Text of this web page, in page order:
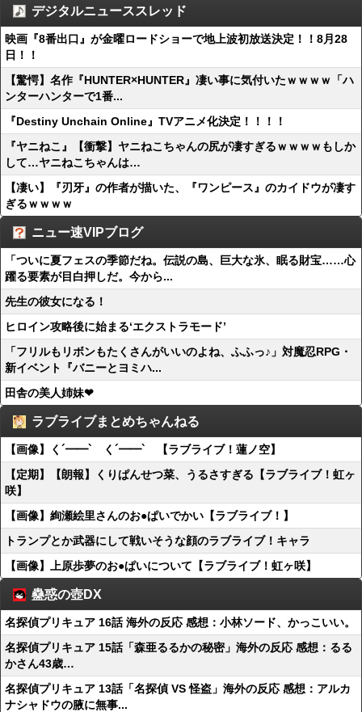
デジタルニューススレッド
映画『8番出口』が金曜ロードショーで地上波初放送決定！！8月28
日！！
【驚愕】名作『HUNTER×HUNTER』凄い事に気付いたｗｗｗｗ「ハ
ンターハンターで1番...
『Destiny Unchain Online』TVアニメ化決定！！！！
『ヤニねこ』【衝撃】ヤニねこちゃんの尻が凄すぎるｗｗｗｗもしか
して…ヤニねこちゃんは…
【凄い】『刃牙』の作者が描いた、『ワンピース』のカイドウが凄す
ぎるｗｗｗｗ
ニュー速VIPブログ
「ついに夏フェスの季節だね。伝説の島、巨大な氷、眠る財宝……心
躍る要素が目白押しだ。今から...
先生の彼女になる！
ヒロイン攻略後に始まる‘エクストラモード’
「フリルもリボンもたくさんがいいのよね、ふふっ♪」対魔忍RPG・
新イベント『バニーとヨミハ...
田舎の美人姉妹❤
ラブライブまとめちゃんねる
【画像】く´━━`ゝく´━━`ゝ【ラブライブ！蓮ノ空】
【定期】【朗報】くりぱんせつ菜、うるさすぎる【ラブライブ！虹ヶ
咲】
【画像】絢瀬絵里さんのお●ぱいでかい【ラブライブ！】
トランプとか武器にして戦いそうな顔のラブライブ！キャラ
【画像】上原歩夢のお●ぱいについて【ラブライブ！虹ヶ咲】
蠱惑の壺DX
名探偵プリキュア 16話 海外の反応 感想：小林ソード、かっこいい。
名探偵プリキュア 15話「森亜るるかの秘密」海外の反応 感想：るる
かさん43歳…
名探偵プリキュア 13話「名探偵 VS 怪盗」海外の反応 感想：アルカ
ナシャドウの腋に無事...